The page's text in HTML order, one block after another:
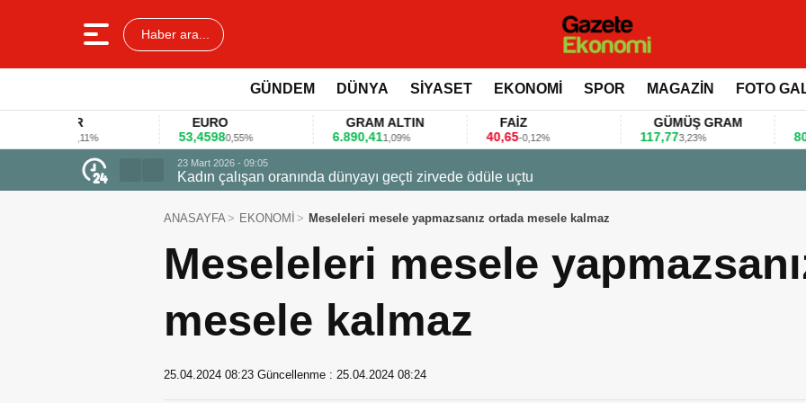
Haber ara...
GÜNDEM DÜNYA SİYASET EKONOMİ SPOR MAGAZİN FOTO
0,55%
GRAM ALTIN
1,09%
GÜMÜŞ GRAM
BITCOIN
0,36%
23 Mart 2026 - 07:12
Firmalar gıda fuarlarını bu anket ile değerlendirdi
ANASAYFA EKONOMİ Meseleleri mesele yapmazsanız ortada mesele kalmaz
Meseleleri mesele
mesele kalmaz
25.04.2024 08:23 Güncellenme : 25.04.2024 08:24